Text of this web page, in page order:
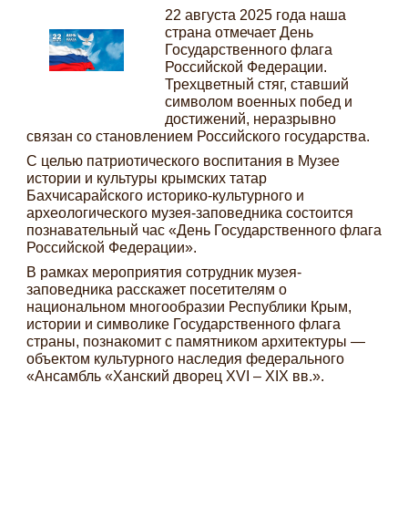
22 августа 2025 года наша
страна отмечает День
Государственного флага
Российской Федерации.
Трехцветный стяг, ставший
символом военных побед и
достижений, неразрывно
связан со становлением Российского государства.
С целью патриотического воспитания в Музее
истории и культуры крымских татар
Бахчисарайского историко-культурного и
археологического музея-заповедника состоится
познавательный час «День Государственного флага
Российской Федерации».
В рамках мероприятия сотрудник музея-
заповедника расскажет посетителям о
национальном многообразии Республики Крым,
истории и символике Государственного флага
страны, познакомит с памятником архитектуры —
объектом культурного наследия федерального
«Ансамбль «Ханский дворец XVI – XIX вв.».